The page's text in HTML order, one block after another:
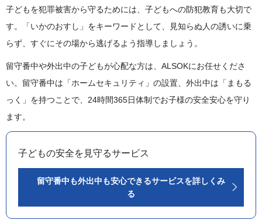
子どもを犯罪被害から守るためには、子どもへの防犯教育も大切で
す。「いかのおすし」をキーワードとして、見知らぬ人の誘いに乗
らず、すぐにその場から逃げるよう指導しましょう。
留守番中や外出中の子どもが心配な方は、ALSOKにお任せくださ
い。留守番中は「ホームセキュリティ」の設置、外出中は「まもる
っく」を持つことで、24時間365日体制でお子様の安全安心を守り
ます。
子どもの安全を見守るサービス
留守番中も外出中も安心できるサービスを詳しくみ
る